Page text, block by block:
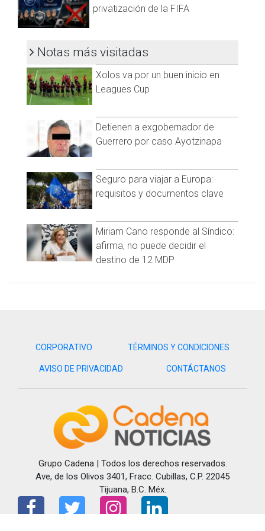
privatización de la FIFA
Notas más visitadas
Xolos va por un buen inicio en
Leagues Cup
Detienen a exgobernador de
Guerrero por caso Ayotzinapa
Seguro para viajar a Europa:
requisitos y documentos clave
Miriam Cano responde al Síndico:
afirma, no puede decidir el
destino de 12 MDP
CORPORATIVO TÉRMINOS Y CONDICIONES
AVISO DE PRIVACIDAD CONTÁCTANOS
Grupo Cadena | Todos los derechos reservados.
Ave, de los Olivos 3401, Fracc. Cubillas, C.P. 22045
Tijuana, B.C. Méx.